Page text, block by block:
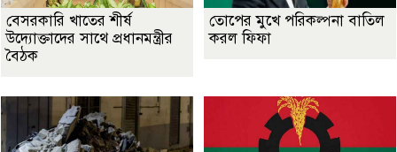
বেসরকারি খাতের শীর্ষ
উদ্যোক্তাদের সাথে প্রধানমন্ত্রীর
বৈঠক
তোপের মুখে পরিকল্পনা বাতিল
করল ফিফা